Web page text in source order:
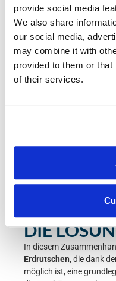
provide social media
We also share
our social media,
may combine it with
provided to them or
of their services.
DIE
In diesem
Erdrutschen, die dank
möglich ist, eine